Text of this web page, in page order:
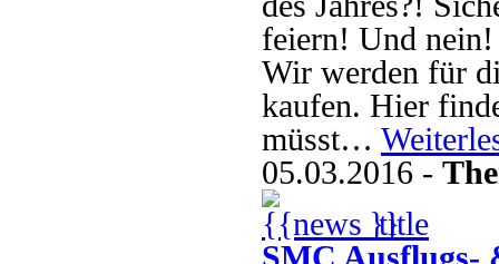
feiern! Und nein!
Wir werden für
kaufen. Hier
müsst…
05.03.2016 -
}}